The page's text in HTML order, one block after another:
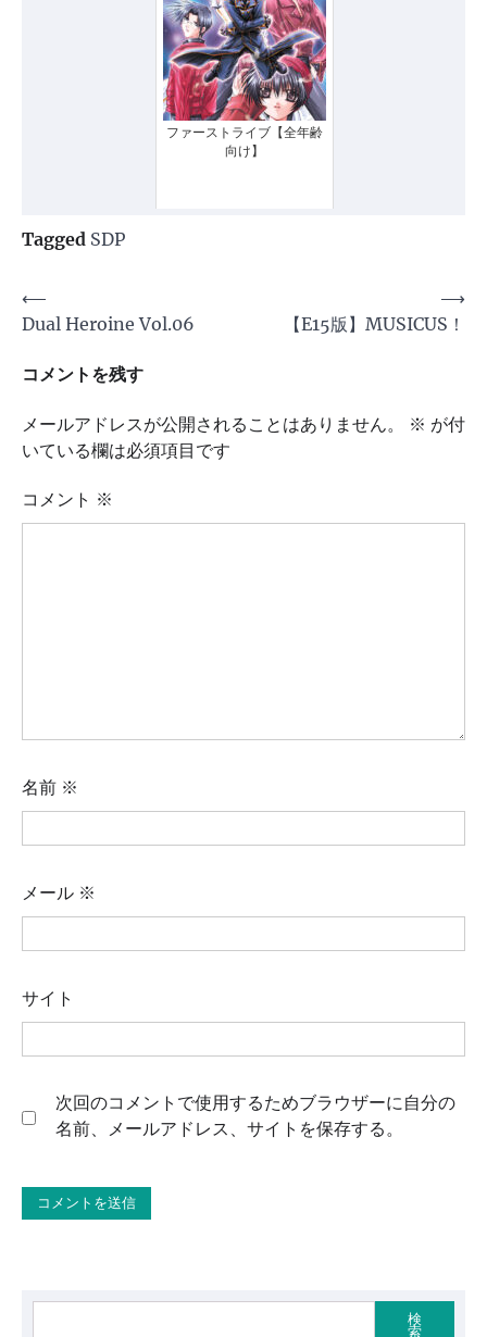
ファーストライブ【全年齢
向け】
Tagged SDP
投
稿
ナ
ゲ
ー
シ
ョ
⟵
Dual Heroine Vol.06
【E15版】MUSICUS！
⟶
コメントを残す
メールアドレスが公開されることはありません。 ※ が付
いている欄は必須項目です
コメント ※
名前 ※
メール ※
サイト
次回のコメントで使用するためブラウザーに自分の
名前、メールアドレス、サイトを保存する。
検
索